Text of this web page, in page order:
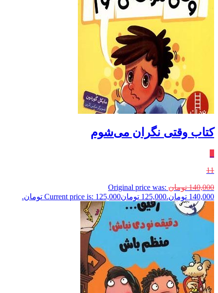
کتاب وقتی نگران می‌شوم
11
140,000 تومان Original price was:
140,000 تومان.
125,000 تومانCurrent price is: 125,000 تومان.